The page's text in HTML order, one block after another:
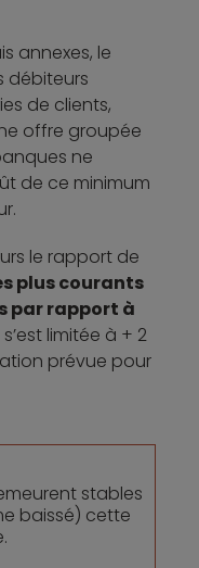
annexes, le
débiteurs
de clients,
offre groupée
ne
de ce minimum
le rapport de
plus courants
par rapport à
limitée à + 2
prévue pour
stables
baissé) cette